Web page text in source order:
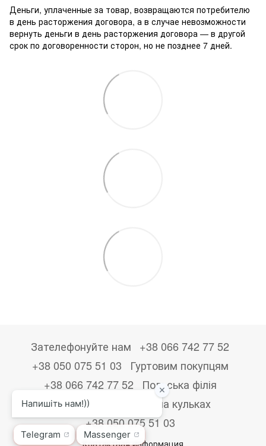
Деньги, уплаченные за товар, возвращаются потребителю
в день расторжения договора, а в случае невозможности
вернуть деньги в день расторжения договора — в другой
срок по договоренности сторон, но не позднее 7 дней.
Зателефонуйте нам
+38 066 742 77 52
+38 050 075 51 03
Гуртовим покупцям
+38 066 742 77 52
Польська філія
+48533867723
Друк на кульках
+38 050 075 51 03
Контактная информация